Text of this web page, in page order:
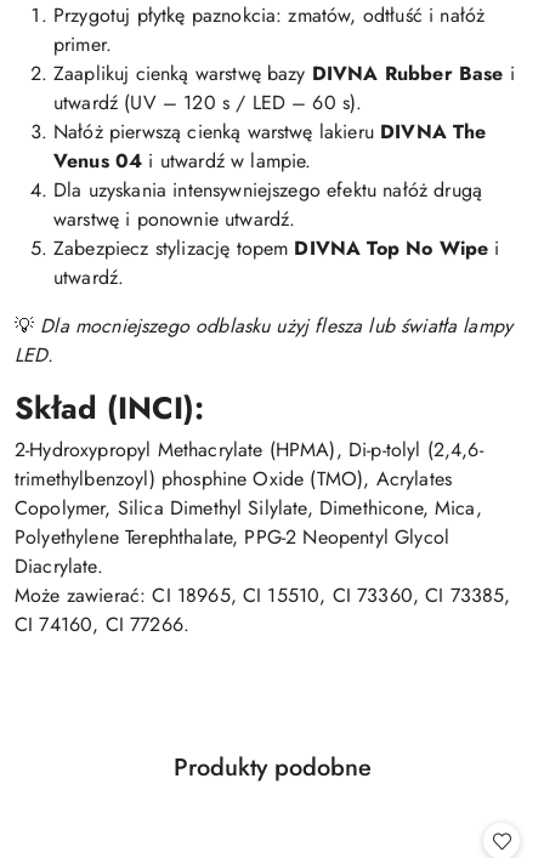
Przygotuj płytkę paznokcia: zmatów, odtłuść i nałóż
primer.
Zaaplikuj cienką warstwę bazy DIVNA Rubber Base i
utwardź (UV – 120 s / LED – 60 s).
Nałóż pierwszą cienką warstwę lakieru DIVNA The
Venus 04 i utwardź w lampie.
Dla uzyskania intensywniejszego efektu nałóż drugą
warstwę i ponownie utwardź.
Zabezpiecz stylizację topem DIVNA Top No Wipe i
utwardź.
💡 Dla mocniejszego odblasku użyj flesza lub światła lampy
LED.
Skład (INCI):
2-Hydroxypropyl Methacrylate (HPMA), Di-p-tolyl (2,4,6-
trimethylbenzoyl) phosphine Oxide (TMO), Acrylates
Copolymer, Silica Dimethyl Silylate, Dimethicone, Mica,
Polyethylene Terephthalate, PPG-2 Neopentyl Glycol
Diacrylate.
Może zawierać: CI 18965, CI 15510, CI 73360, CI 73385,
CI 74160, CI 77266.
Pomiń karuzelę produktów
Produkty
Produkty podobne